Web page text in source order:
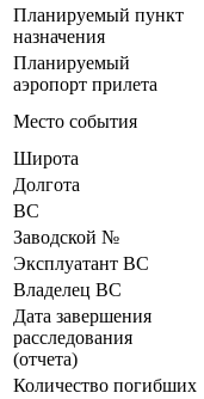
Планируемый пункт
назначения
Планируемый
аэропорт прилета
Место события
Широта
Долгота
ВС
Заводской №
Эксплуатант ВС
Владелец ВС
Дата завершения
расследования
(отчета)
Количество погибших